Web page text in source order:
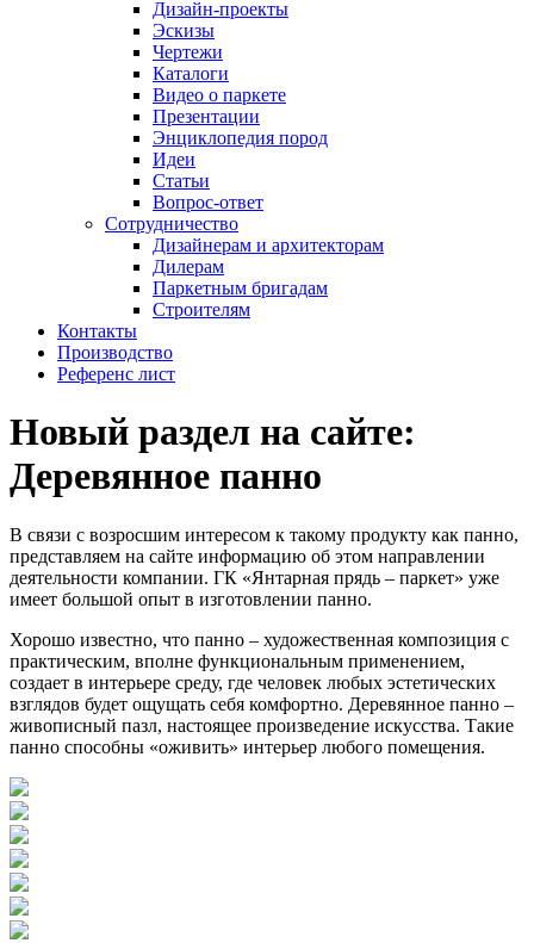
Дизайн-проекты
Эскизы
Чертежи
Каталоги
Видео о паркете
Презентации
Энциклопедия пород
Идеи
Статьи
Вопрос-ответ
Сотрудничество
Дизайнерам и архитекторам
Дилерам
Паркетным бригадам
Строителям
Контакты
Производство
Референс лист
Новый раздел на сайте:
Деревянное панно
В связи с возросшим интересом к такому продукту как панно,
представляем на сайте информацию об этом направлении
деятельности компании. ГК «Янтарная прядь – паркет» уже
имеет большой опыт в изготовлении панно.
Хорошо известно, что панно – художественная композиция с
практическим, вполне функциональным применением,
создает в интерьере среду, где человек любых эстетических
взглядов будет ощущать себя комфортно. Деревянное панно –
живописный пазл, настоящее произведение искусства. Такие
панно способны «оживить» интерьер любого помещения.